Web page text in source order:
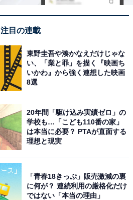
注目の連載
東野圭吾や湊かなえだけじゃな
い、「業と罪」を描く『映画ち
いかわ』から強く連想した映画
8選
20年間「駆け込み実績ゼロ」の
学校も…「こども110番の家」
は本当に必要？ PTAが直面する
理想と現実
「青春18きっぷ」販売激減の裏
に何が？ 連続利用の厳格化だけ
ではない「本当の理由」